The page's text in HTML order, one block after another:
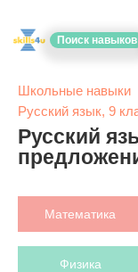
Поиск навыков
Школьные навыки
Русский язык, 9
Русский
Математика
Физика